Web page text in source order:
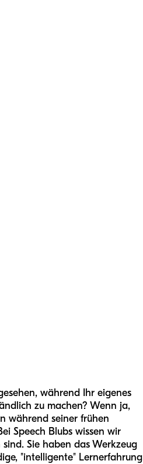
während Ihr eigenes
zu machen? Wenn ja,
während seiner frühen
Speech Blubs wissen wir
Sie haben das Werkzeug
"intelligente" Lernerfahrung